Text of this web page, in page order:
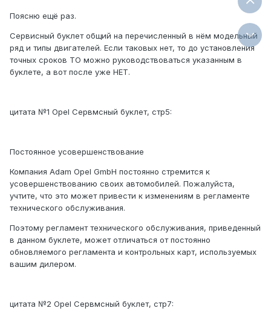
Поясню ещё раз.
Сервисный буклет общий на перечисленный в нём модельный
ряд и типы двигателей. Если таковых нет, то до установления
точных сроков ТО можно руководствоваться указанным в
буклете, а вот после уже НЕТ.
цитата №1 Opel Сервмсный буклет, стр5:
Постоянное усовершенствование
Компания Adam Opel GmbH постоянно стремится к
усовершенствованию своих автомобилей. Пожалуйста,
учтите, что это может привести к изменениям в регламенте
технического обслуживания.
Поэтому регламент технического обслуживания, приведенный
в данном буклете, может отличаться от постоянно
обновляемого регламента и контрольных карт, используемых
вашим дилером.
цитата №2 Opel Сервмсный буклет, стр7: